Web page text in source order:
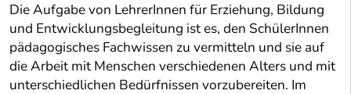
Die Aufgabe von LehrerInnen für Erziehung, Bildung
und Entwicklungsbegleitung ist es, den SchülerInnen
pädagogisches Fachwissen zu vermitteln und sie auf
die Arbeit mit Menschen verschiedenen Alters und mit
unterschiedlichen Bedürfnissen vorzubereiten. Im